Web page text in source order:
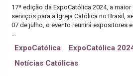
17ª edição da ExpoCatólica 2024, a
serviços para a Igreja Católica no Brasil,
07 de julho, o evento reunirá expositores
...
ExpoCatólica ExpoCatólica
Notícias Católicas